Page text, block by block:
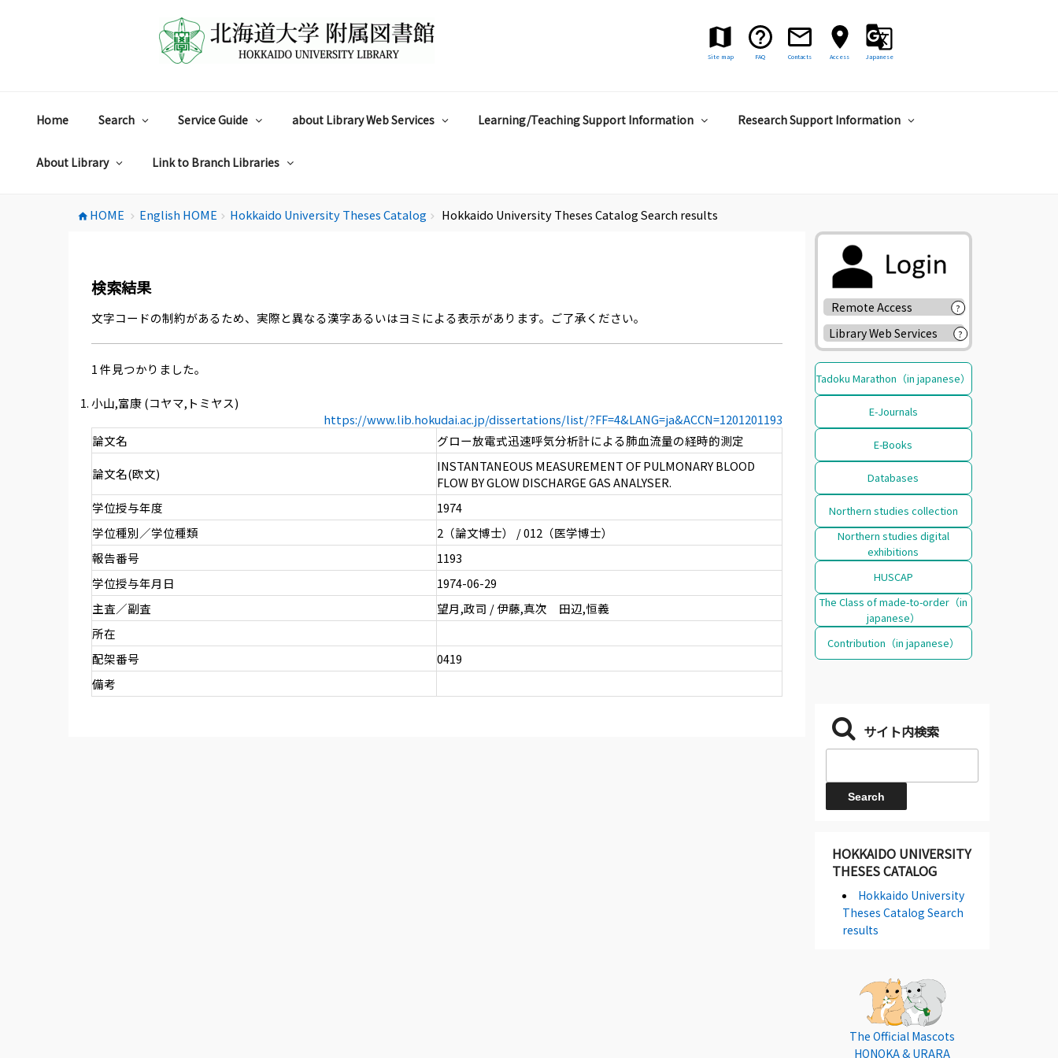
Site map FAQ Contacts Access Japanese
Home Search Service Guide about Library Web Services Learning/Teaching Support Information Research Support Information
About Library Link to Branch Libraries
home HOME chevron_right English HOME chevron_right Hokkaido University Theses Catalog chevron_right Hokkaido University Theses Catalog Search results
検索結果
文字コードの制約があるため、実際と異なる漢字あるいはヨミによる表示があります。ご了承ください。
1 件見つかりました。
小山,富康 (コヤマ,トミヤス)
https://www.lib.hokudai.ac.jp/dissertations/list/?FF=4&LANG=ja&ACCN=1201201193
論文名
グロー放電式迅速呼気分析計による肺血流量の経時的測定
論文名(欧文)
INSTANTANEOUS MEASUREMENT OF PULMONARY BLOOD
FLOW BY GLOW DISCHARGE GAS ANALYSER.
学位授与年度
1974
学位種別／学位種類
2（論文博士） / 012（医学博士）
報告番号
1193
学位授与年月日
1974-06-29
主査／副査
望月,政司 / 伊藤,真次 田辺,恒義
所在
配架番号
0419
備考
Remote Access ?
Library Web Services ?
Tadoku Marathon（in japanese）
E-Journals
E-Books
Databases
Northern studies collection
Northern studies digital
exhibitions
HUSCAP
The Class of made-to-order（in
japanese）
Contribution（in japanese）
サイト内検索
HOKKAIDO UNIVERSITY
THESES CATALOG
Hokkaido University
Theses Catalog Search
results
The Official Mascots
HONOKA & URARA